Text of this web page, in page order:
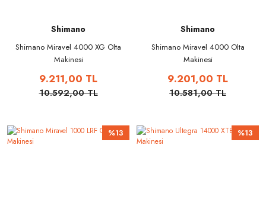
Shimano
Shimano Miravel 4000 XG Olta
Makinesi
9.211,00 TL
10.592,00 TL
Shimano
Shimano Miravel 4000 Olta
Makinesi
9.201,00 TL
10.581,00 TL
%13 %13